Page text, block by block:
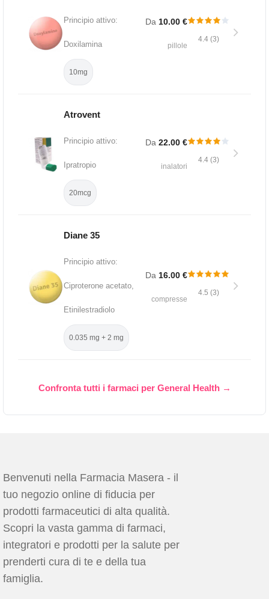
Principio attivo:
Doxilamina
10mg
Da 10.00 €
pillole
4.4 (3)
Atrovent
Principio attivo:
Ipratropio
20mcg
Da 22.00 €
inalatori
4.4 (3)
Diane 35
Principio attivo:
Ciproterone acetato,
Etinilestradiolo
0.035 mg + 2 mg
Da 16.00 €
compresse
4.5 (3)
Confronta tutti i farmaci per General Health →
Benvenuti nella Farmacia Masera - il
tuo negozio online di fiducia per
prodotti farmaceutici di alta qualità.
Scopri la vasta gamma di farmaci,
integratori e prodotti per la salute per
prenderti cura di te e della tua
famiglia.